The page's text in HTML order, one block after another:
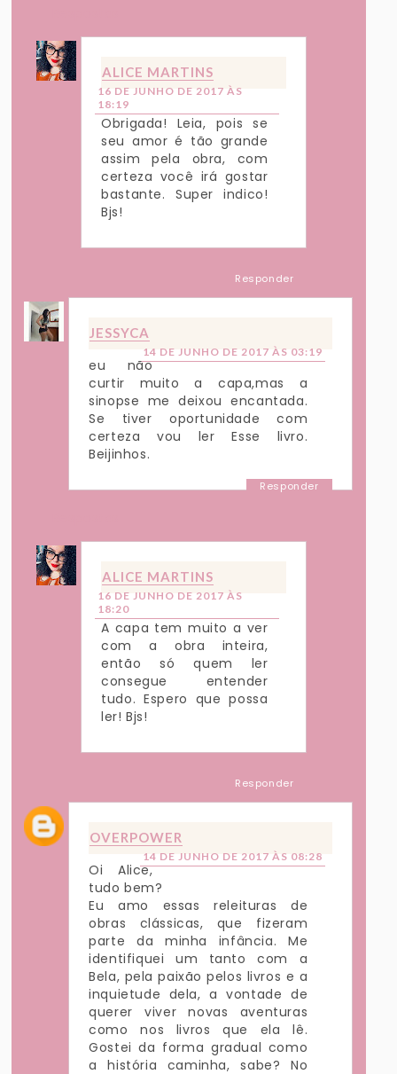
ALICE MARTINS
16 DE JUNHO DE 2017 ÀS
18:19
Obrigada! Leia, pois se
seu amor é tão grande
assim pela obra, com
certeza você irá gostar
bastante. Super indico!
Bjs!
Responder
JESSYCA
14 DE JUNHO DE 2017 ÀS 03:19
eu não
curtir muito a capa,mas a
sinopse me deixou encantada.
Se tiver oportunidade com
certeza vou ler Esse livro.
Beijinhos.
Responder
ALICE MARTINS
16 DE JUNHO DE 2017 ÀS
18:20
A capa tem muito a ver
com a obra inteira,
então só quem ler
consegue entender
tudo. Espero que possa
ler! Bjs!
Responder
OVERPOWER
14 DE JUNHO DE 2017 ÀS 08:28
Oi Alice,
tudo bem?
Eu amo essas releituras de
obras clássicas, que fizeram
parte da minha infância. Me
identifiquei um tanto com a
Bela, pela paixão pelos livros e a
inquietude dela, a vontade de
querer viver novas aventuras
como nos livros que ela lê.
Gostei da forma gradual como
a história caminha, sabe? No